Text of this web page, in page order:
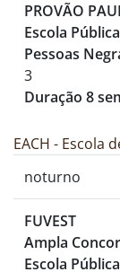
PROVÃO
Escola Pública
Pessoas
3
Duração 8
EACH - Escola
noturno
FUVEST
Ampla
Escola Pública